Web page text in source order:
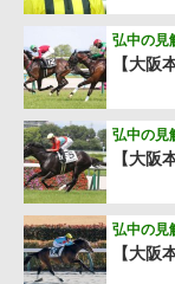
【大阪
弘中の見
【大阪
弘中の見
【大阪
弘中の見